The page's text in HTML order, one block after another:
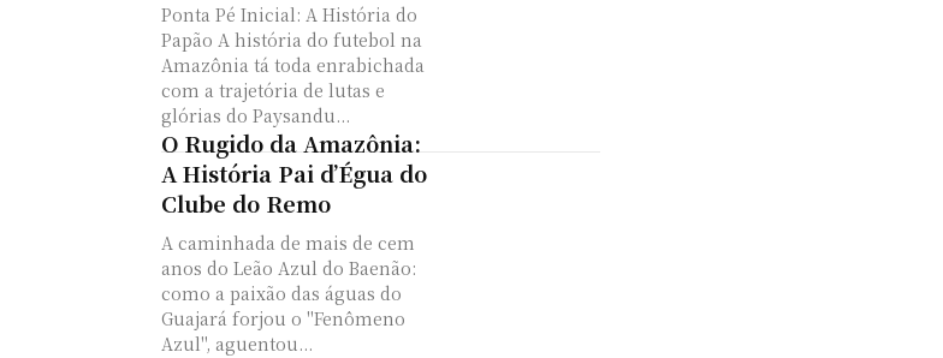
Ponta Pé Inicial: A História do
Papão A história do futebol na
Amazônia tá toda enrabichada
com a trajetória de lutas e
glórias do Paysandu...
O Rugido da Amazônia:
A História Pai d’Égua do
Clube do Remo
A caminhada de mais de cem
anos do Leão Azul do Baenão:
como a paixão das águas do
Guajará forjou o "Fenômeno
Azul", aguentou...